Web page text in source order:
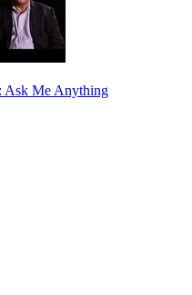
Ask Me Anything